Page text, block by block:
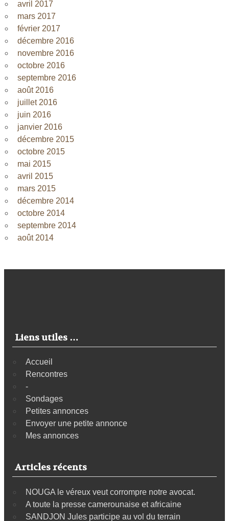
avril 2017
mars 2017
février 2017
décembre 2016
novembre 2016
octobre 2016
septembre 2016
août 2016
juillet 2016
juin 2016
janvier 2016
décembre 2015
octobre 2015
mai 2015
avril 2015
mars 2015
décembre 2014
octobre 2014
septembre 2014
août 2014
Liens utiles …
Accueil
Rencontres
-
Sondages
Petites annonces
Envoyer une petite annonce
Mes annonces
Articles récents
NOUGA le véreux veut corrompre notre avocat.
A toute la presse camerounaise et africaine
SANDJON Jules participe au vol du terrain